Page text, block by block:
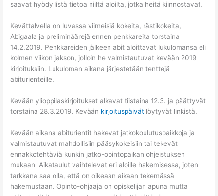
saavat hyödyllistä tietoa niiltä aloilta, jotka heitä kiinnostavat.
Kevättalvella on luvassa viimeisiä kokeita, rästikokeita,
Abigaala ja preliminäärejä ennen penkkareita torstaina
14.2.2019. Penkkareiden jälkeen abit aloittavat lukulomansa eli
kolmen viikon jakson, jolloin he valmistautuvat kevään 2019
kirjoituksiin. Lukuloman aikana järjestetään tenttejä
abiturienteille.
Kevään ylioppilaskirjoitukset alkavat tiistaina 12.3. ja päättyvät
torstaina 28.3.2019. Kevään kirjoituspäivät löytyvät linkistä.
Kevään aikana abiturientit hakevat jatkokoulutuspaikkoja ja
valmistautuvat mahdollisiin pääsykokeisiin tai tekevät
ennakkotehtäviä kunkin jatko-opintopaikan ohjeistuksen
mukaan. Aikataulut vaihtelevat eri aloille hakemisessa, joten
tarkkana saa olla, että on oikeaan aikaan tekemässä
hakemustaan. Opinto-ohjaaja on opiskelijan apuna mutta